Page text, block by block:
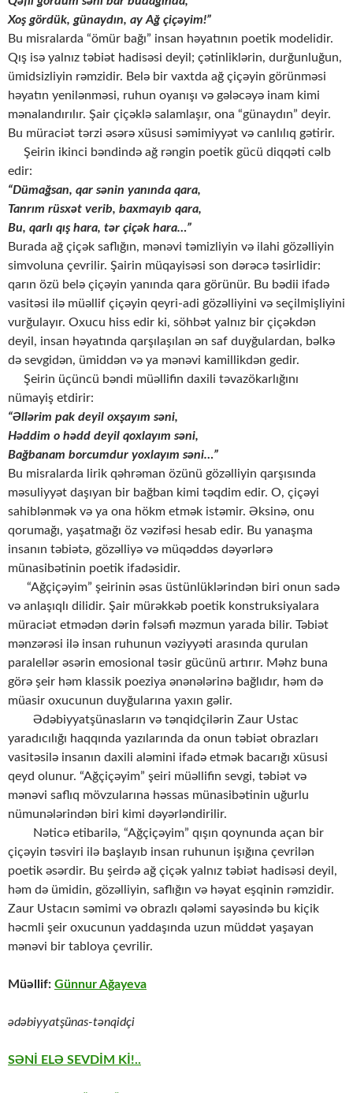
Xoş gördük, günaydın, ay Ağ çiçəyim!”
Bu misralarda “ömür bağı” insan həyatının poetik modelidir.
Qış isə yalnız təbiət hadisəsi deyil; çətinliklərin, durğunluğun,
ümidsizliyin rəmzidir. Belə bir vaxtda ağ çiçəyin görünməsi
həyatın yenilənməsi, ruhun oyanışı və gələcəyə inam kimi
mənalandırılır. Şair çiçəklə salamlaşır, ona “günaydın” deyir.
Bu müraciət tərzi əsərə xüsusi səmimiyyət və canlılıq gətirir.
Şeirin ikinci bəndində ağ rəngin poetik gücü diqqəti cəlb
edir:
“Dümağsan, qar sənin yanında qara,
Tanrım rüsxət verib, baxmayıb qara,
Bu, qarlı qış hara, tər çiçək hara…”
Burada ağ çiçək saflığın, mənəvi təmizliyin və ilahi gözəlliyin
simvoluna çevrilir. Şairin müqayisəsi son dərəcə təsirlidir:
qarın özü belə çiçəyin yanında qara görünür. Bu bədii ifadə
vasitəsi ilə müəllif çiçəyin qeyri-adi gözəlliyini və seçilmişliyini
vurğulayır. Oxucu hiss edir ki, söhbət yalnız bir çiçəkdən
deyil, insan həyatında qarşılaşılan ən saf duyğulardan, bəlkə
də sevgidən, ümiddən və ya mənəvi kamillikdən gedir.
Şeirin üçüncü bəndi müəllifin daxili təvazökarlığını
nümayiş etdirir:
“Əllərim pak deyil oxşayım səni,
Həddim o hədd deyil qoxlayım səni,
Bağbanam borcumdur yoxlayım səni…”
Bu misralarda lirik qəhrəman özünü gözəlliyin qarşısında
məsuliyyət daşıyan bir bağban kimi təqdim edir. O, çiçəyi
sahiblənmək və ya ona hökm etmək istəmir. Əksinə, onu
qorumağı, yaşatmağı öz vəzifəsi hesab edir. Bu yanaşma
insanın təbiətə, gözəlliyə və müqəddəs dəyərlərə
münasibətinin poetik ifadəsidir.
“Ağçiçəyim” şeirinin əsas üstünlüklərindən biri onun sadə
və anlaşıqlı dilidir. Şair mürəkkəb poetik konstruksiyalara
müraciət etmədən dərin fəlsəfi məzmun yarada bilir. Təbiət
mənzərəsi ilə insan ruhunun vəziyyəti arasında qurulan
paralellər əsərin emosional təsir gücünü artırır. Məhz buna
görə şeir həm klassik poeziya ənənələrinə bağlıdır, həm də
müasir oxucunun duyğularına yaxın gəlir.
Ədəbiyyatşünasların və tənqidçilərin Zaur Ustac
yaradıcılığı haqqında yazılarında da onun təbiət obrazları
vasitəsilə insanın daxili aləmini ifadə etmək bacarığı xüsusi
qeyd olunur. “Ağçiçəyim” şeiri müəllifin sevgi, təbiət və
mənəvi saflıq mövzularına həssas münasibətinin uğurlu
nümunələrindən biri kimi dəyərləndirilir.
Nəticə etibarilə, “Ağçiçəyim” qışın qoynunda açan bir
çiçəyin təsviri ilə başlayıb insan ruhunun işığına çevrilən
poetik əsərdir. Bu şeirdə ağ çiçək yalnız təbiət hadisəsi deyil,
həm də ümidin, gözəlliyin, saflığın və həyat eşqinin rəmzidir.
Zaur Ustacın səmimi və obrazlı qələmi sayəsində bu kiçik
həcmli şeir oxucunun yaddaşında uzun müddət yaşayan
mənəvi bir tabloya çevrilir.
Müəllif: Günnur Ağayeva
ədəbiyyatşünas-tənqidçi
SƏNİ ELƏ SEVDİM Kİ!..